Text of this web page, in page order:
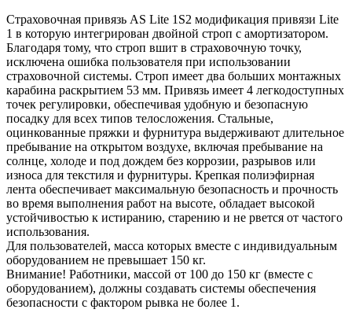
Страховочная привязь AS Lite 1S2 модификация привязи Lite
1 в которую интегрирован двойной строп с амортизатором.
Благодаря тому, что строп вшит в страховочную точку,
исключена ошибка пользователя при использовании
страховочной системы. Строп имеет два больших монтажных
карабина раскрытием 53 мм. Привязь имеет 4 легкодоступных
точек регулировки, обеспечивая удобную и безопасную
посадку для всех типов телосложения. Стальные,
оцинкованные пряжки и фурнитура выдерживают длительное
пребывание на открытом воздухе, включая пребывание на
солнце, холоде и под дождем без коррозии, разрывов или
износа для текстиля и фурнитуры. Крепкая полиэфирная
лента обеспечивает максимальную безопасность и прочность
во время выполнения работ на высоте, обладает высокой
устойчивостью к истиранию, старению и не рвется от частого
использования.
Для пользователей, масса которых вместе с индивидуальным
оборудованием не превышает 150 кг.
Внимание! Работники, массой от 100 до 150 кг (вместе с
оборудованием), должны создавать системы обеспечения
безопасности с фактором рывка не более 1.